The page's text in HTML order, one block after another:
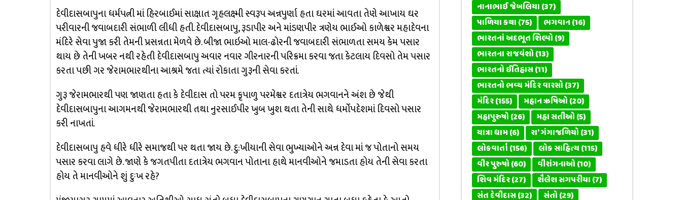
દેવીદાસબાપુના ધર્મપત્ની માં હિરબાઈમાં સાક્ષાત ગૃહલક્ષ્મી સ્વરૂપ અન્નપુર્ણા હતા ઘરમાં આવતા તેણે આખાય ઘર
પરીવારની જવાબદારી સંભાળી લીધી હતી. દેવીદાસબાપુ, રૂડાપીર અને માંડણપીર ત્રણેય ભાઈઓ કાળેશ્વર મહાદેવના
મંદિરે સેવા પુજા કરી તેમની પ્રસન્નતા મેળવે છે. બીજા ભાઇઓ માલ-ઢોરની જવાબદારી સંભાળતા સમય કેમ પસાર
થાય છે તેની ખબર નથી રહેતી દેવીદાસબાપુ અવાર નવાર ગીરનારની પરિક્રમા કરવા જતા કેટલાય દિવસો તેમ પસાર
કરતા પછી ગર જેરામભારથીના આશ્રમે જતા ત્યાં રોકાતા ગુરૂની સેવા કરતાં.
ગુરૂ જેરામભારથી પણ જાણતા હતા કે દેવીદાસ તો પરમ કૃપાળુ પરમેશ્વર દતાત્રેય ભગવાનને અંશ છે જેથી
દેવીદાસબાપુના આગમનથી જેરામભારથી તથા નુરસાઈપીર ખુબ ખુશ થતા તેની સાથે ધર્મોપદેશમાં દિવસો પસાર
કરી નાખતાં.
દેવીદાસબાપુ હવે ધીરે ધીરે સમાજથી પર થતા જાય છે. દુ:ખીયાની સેવા ભુખ્યાઓને અન્ન દેવા માં જ પોતાનો સમય
પસાર કરવા લાગે છે. જાણે કે જગતપીતા દતાત્રેય ભગવાન પોતાના હાથે માનવીઓને જમાડતા હોય તેની સેવા કરતા
હોય તે માનવીઓને શું દુઃખ રહે?
નાનાભાઈ જેબલિયા(37)
પાળિયા કથા(75) ભગવાન(16)
ભારતનાં અદભૂત શિલ્પો(9)
ભારતના રાજવંશો(13)
ભારતનો ઈતિહાસ(11)
ભારતનો ભવ્ય મંદિર વારસો(37)
મંદિર(155) મહાન ઋષિઓ(20)
મહાપુરુષો(26) મહા સતીઓ(5)
યાત્રા ધામ(6) રા' ગંગાજળિયો(31)
લોકવાર્તા(156) લોક સાહિત્ય(115)
વીર પુરુષો(60) વીરાંગનાઓ(10)
શિવ મંદિર(27) શૈલેશ સગપરીયા(7)
સંત દેવીદાસ(32) સંતો(29)